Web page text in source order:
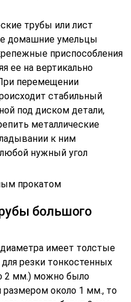
трубы или лист
домашние умельцы
приспособления
ее на вертикально
перемещении
стабильный
под диском детали,
металлические
к ним
нужный угол
прокатом
большого
имеет толстые
резки тонкостенных
2 мм.) можно было
размером около 1 мм., то